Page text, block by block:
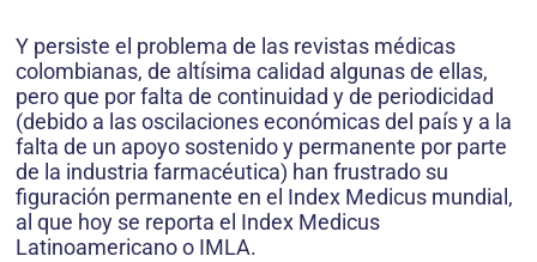
Y persiste el problema de las revistas médicas
colombianas, de altísima calidad algunas de ellas,
pero que por falta de continuidad y de periodicidad
(debido a las oscilaciones económicas del país y a la
falta de un apoyo sostenido y permanente por parte
de la industria farmacéutica) han frustrado su
figuración permanente en el Index Medicus mundial,
al que hoy se reporta el Index Medicus
Latinoamericano o IMLA.